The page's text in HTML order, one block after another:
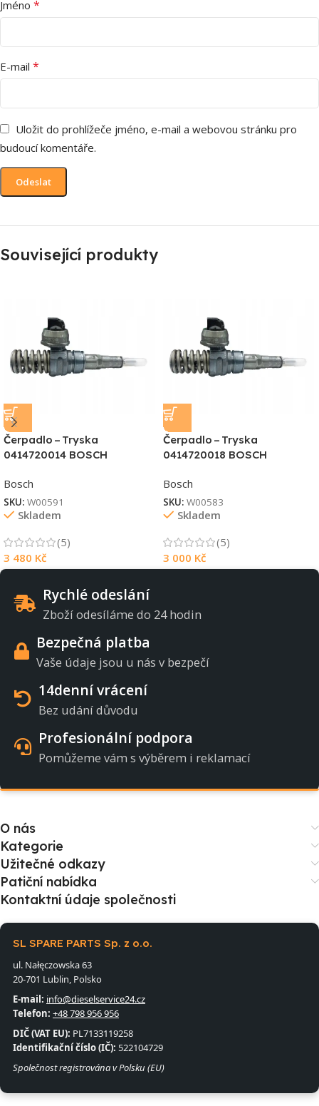
Jméno *
E-mail *
Uložit do prohlížeče jméno, e-mail a webovou stránku pro
budoucí komentáře.
Související produkty
Čerpadlo – Tryska
0414720014 BOSCH
Bosch
SKU: W00591
Skladem
(5)
3 480 Kč
Čerpadlo – Tryska
0414720018 BOSCH
Bosch
SKU: W00583
Skladem
(5)
3 000 Kč
Rychlé odeslání
Zboží odesíláme do 24 hodin
Bezpečná platba
Vaše údaje jsou u nás v bezpečí
14denní vrácení
Bez udání důvodu
Profesionální podpora
Pomůžeme vám s výběrem i reklamací
O nás
Kategorie
Užitečné odkazy
Patiční nabídka
Kontaktní údaje společnosti
SL SPARE PARTS Sp. z o.o.
ul. Nałęczowska 63
20-701 Lublin, Polsko
E-mail: info@dieselservice24.cz
Telefon: +48 798 956 956
DIČ (VAT EU): PL7133119258
Identifikační číslo (IČ): 522104729
Společnost registrována v Polsku (EU)